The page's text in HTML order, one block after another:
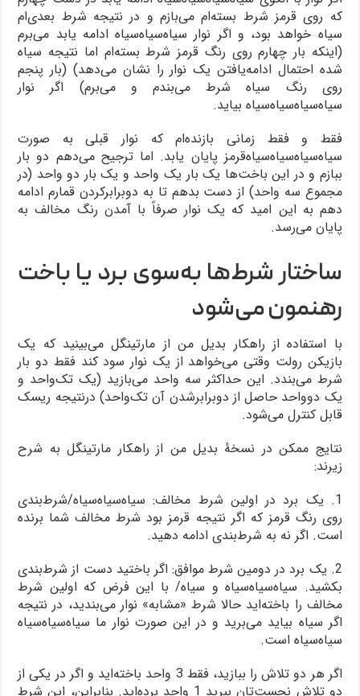
که روی قرمز شرط بسته‌ام می‌بازم و در نتیجه شرط بعدی‌ام
سیاه خواهد بود، و اگر نوار سیاه‌سیاه‌سیاه ادامه یابد می‌برم
(اینکه بار چهارم روی رنگ قرمز شرط بسته‌ام اما نتیجه سیاه
شده احتمال ادامه‌یافتن یک نوار را نشان می‌دهد) (بار پنجم
روی رنگ سیاه شرط می‌بندم و می‌برم) اگر نوار
سیاه‌سیاه‌سیاه‌سیاه بیاید.
فقط و فقط زمانی بازنده‌ام که نوار قبلی به صورت
سیاه‌سیاه‌سیاه‌سیاه‌قرمز پایان یابد. اما ترجیح می‌دهم دو بار
ببازم و در این باخت‌ها یک بار یک واحد و یک بار دو واحد (در
مجموع سه واحد) از دست بدهم تا به دوبرابرکردن قمارم ادامه
دهم به این امید که یک نوار صرفاً با آمدن رنگ مخالف به
پایان می‌رسد.
ساختار شرط‌ها به‌سوی برد یا باخت
رهنمون می‌شود
با استفاده از راهکار بدیل من از مارتینگل می‌بینید که یک
بازیکن رولت وقتی می‌خواهد از یک نوار سود کند فقط دو بار
شرط می‌بندد. این حداکثر سه واحد می‌بازید (یک تک‌واحد و
یک دوواحد حاصل از دوبرابرشدن آن تک‌واحد) درنتیجه ریسک
قابل کنترل می‌شود.
نتایج ممکن در نسخۀ بدیل من از راهکار مارتینگل به شرح
زیرند:
1. یک برد در اولین شرط مخالف: سیاه‌سیاه‌سیاه/شرط‌بندی
روی رنگ قرمز که اگر نتیجه قرمز بود شرط مخالف شما برنده
است. اگر نه به شرط‌بندی ادامه دهید.
2. یک برد در دومین شرط موافق: اگر باختید دست از شرط‌بندی
بکشید. سیاه‌سیاه‌سیاه و سیاه/ با این فرض که اولین شرط
مخالف را باخته‌اید حالا شرط «مشابه» نوار می‌بندید، در نتیجه
اگر سیاه بیاید می‌برید و در این صورت نوار ما سیاه‌سیاه‌سیاه
سیاه‌سیاه است.
اگر هر دو تلاش را ببازید، فقط 3 واحد باخته‌اید و اگر در یکی از
دو تلاش نحست‌تان ببرید 1 واحد برده‌اید. بنابراین، این شرط